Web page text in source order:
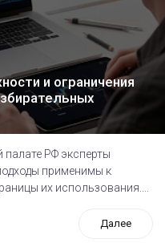
и ограничения
РФ эксперты
применимы к
их использования....
Далее